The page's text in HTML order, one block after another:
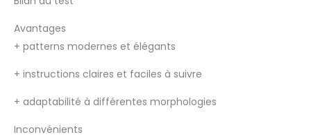
Avantages
+ patterns modernes et élégants
+ instructions claires et faciles à suivre
+ adaptabilité à différentes morphologies
Inconvénients